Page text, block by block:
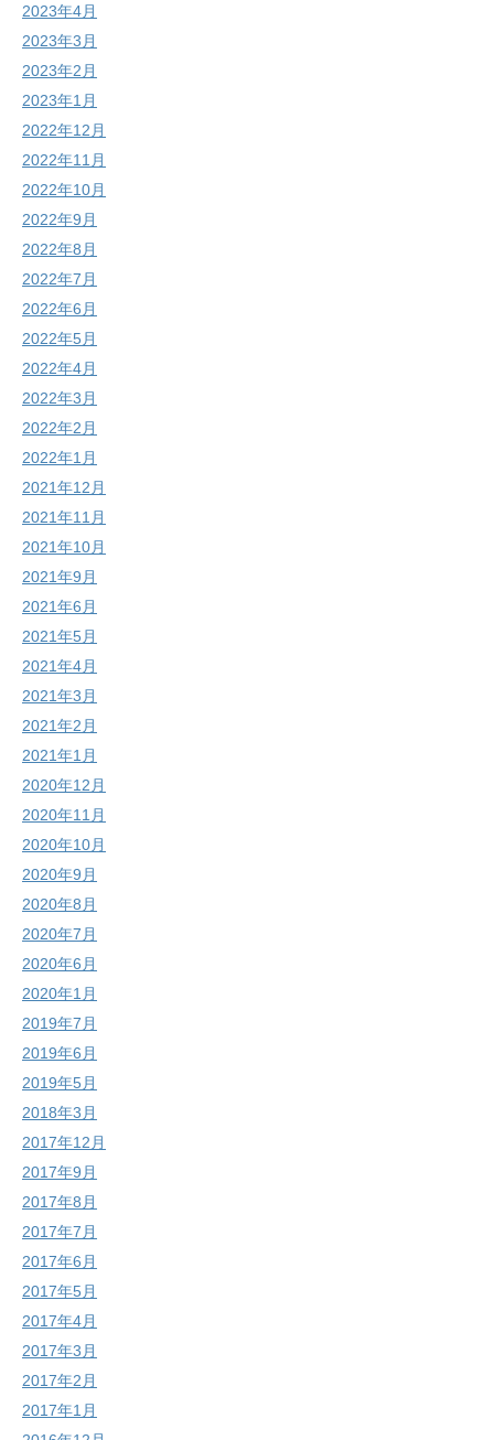
2023年4月
2023年3月
2023年2月
2023年1月
2022年12月
2022年11月
2022年10月
2022年9月
2022年8月
2022年7月
2022年6月
2022年5月
2022年4月
2022年3月
2022年2月
2022年1月
2021年12月
2021年11月
2021年10月
2021年9月
2021年6月
2021年5月
2021年4月
2021年3月
2021年2月
2021年1月
2020年12月
2020年11月
2020年10月
2020年9月
2020年8月
2020年7月
2020年6月
2020年1月
2019年7月
2019年6月
2019年5月
2018年3月
2017年12月
2017年9月
2017年8月
2017年7月
2017年6月
2017年5月
2017年4月
2017年3月
2017年2月
2017年1月